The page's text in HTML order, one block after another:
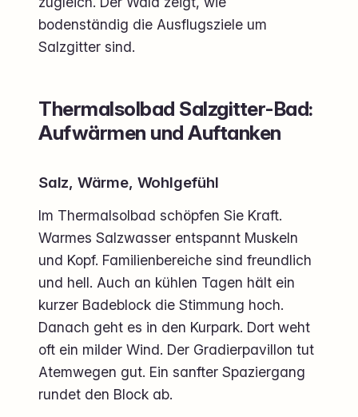
bodenständig die Ausflugsziele um
Salzgitter sind.
Thermalsolbad Salzgitter-Bad:
Aufwärmen und Auftanken
Salz, Wärme, Wohlgefühl
Im Thermalsolbad schöpfen Sie Kraft.
Warmes Salzwasser entspannt Muskeln
und Kopf. Familienbereiche sind freundlich
und hell. Auch an kühlen Tagen hält ein
kurzer Badeblock die Stimmung hoch.
Danach geht es in den Kurpark. Dort weht
oft ein milder Wind. Der Gradierpavillon tut
Atemwegen gut. Ein sanfter Spaziergang
rundet den Block ab.